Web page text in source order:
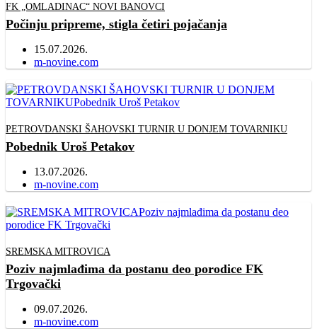
FK „OMLADINAC“ NOVI BANOVCI
Počinju pripreme, stigla četiri pojačanja
15.07.2026.
Author
m-novine.com
PETROVDANSKI ŠAHOVSKI TURNIR U DONJEM TOVARNIKU
Pobednik Uroš Petakov
13.07.2026.
Author
m-novine.com
SREMSKA MITROVICA
Poziv najmlađima da postanu deo porodice FK
Trgovački
09.07.2026.
Author
m-novine.com